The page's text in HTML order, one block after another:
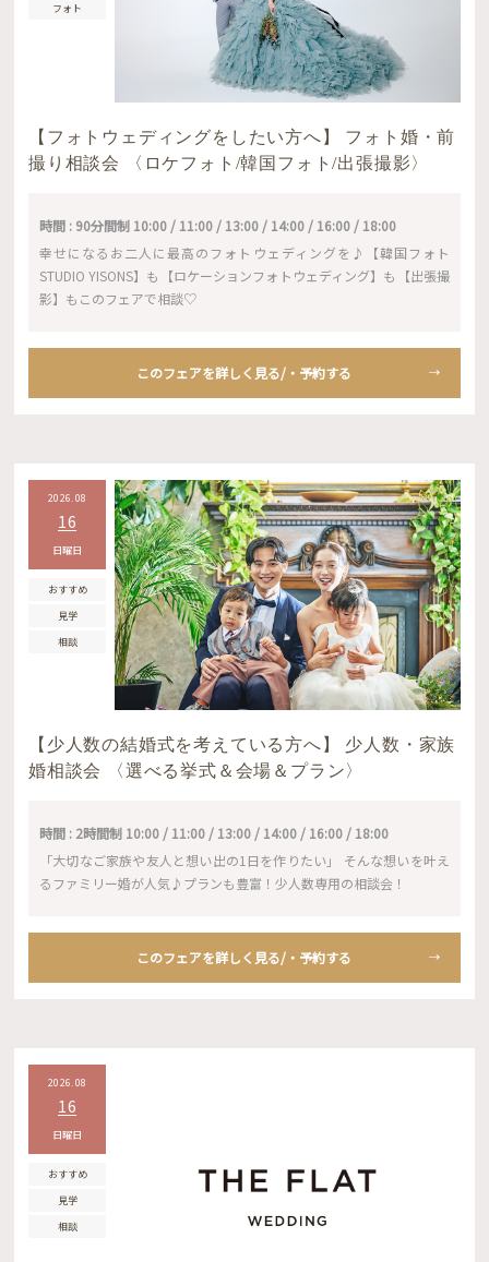
フォト
【フォトウェディングをしたい方へ】 フォト婚・前
撮り相談会 〈ロケフォト/韓国フォト/出張撮影〉
時間 : 90分間制 10:00 / 11:00 / 13:00 / 14:00 / 16:00 / 18:00
幸せになるお二人に最高のフォトウェディングを♪【韓国フォト
STUDIO YISONS】も【ロケーションフォトウェディング】も【出張撮
影】もこのフェアで相談♡
このフェアを詳しく見る/・予約する
2026.08
16
日曜日
おすすめ
見学
相談
【少人数の結婚式を考えている方へ】 少人数・家族
婚相談会 〈選べる挙式＆会場＆プラン〉
時間 : 2時間制 10:00 / 11:00 / 13:00 / 14:00 / 16:00 / 18:00
「大切なご家族や友人と想い出の1日を作りたい」 そんな想いを叶え
るファミリー婚が人気♪プランも豊富！少人数専用の相談会！
このフェアを詳しく見る/・予約する
2026.08
16
日曜日
おすすめ
見学
相談